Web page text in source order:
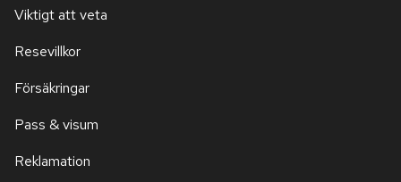
Viktigt att veta
Resevillkor
Försäkringar
Pass & visum
Reklamation